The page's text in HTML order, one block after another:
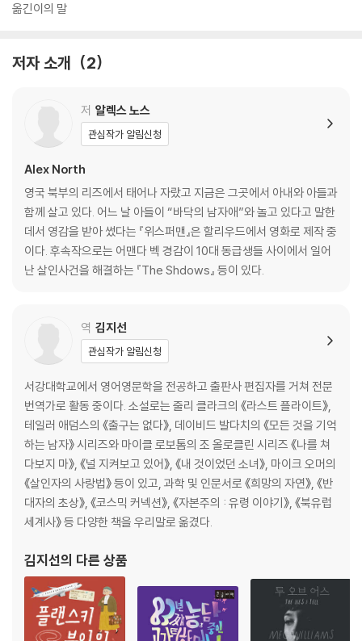
옮긴이의 말
저자 소개 2
저 알렉스 노스
관심작가 알림신청
Alex North
영국 북부의 리즈에서 태어나 자랐고 지금은 그곳에서 아내와 아들과
함께 살고 있다. 어느 날 아들이 “바닥의 남자애”와 놀고 있다고 말한
데서 영감을 받아 썼다는 『위스퍼맨』은 할리우드에서 영화로 제작 중
이다. 후속작으로는 어맨다 벡 경감이 10대 동급생들 사이에서 일어
난 살인사건을 해결하는 『The Shdows』 등이 있다.
역 김지선
관심작가 알림신청
서강대학교에서 영어영문학을 전공하고 출판사 편집자를 거쳐 전문
번역가로 활동 중이다. 소설로는 줄리 클라크의 《라스트 플라이트》,
테일러 애덤스의 《출구는 없다》, 데이비드 발다치의 《모든 것을 기억
하는 남자》 시리즈와 마이클 로보톰의 조 올로클린 시리즈 《나를 쳐
다보지 마》, 《널 지켜보고 있어》, 《내 것이었던 소녀》, 마이크 오머의
《살인자의 사랑법》 등이 있고, 과학 및 인문서로 《희망의 자연》, 《반
대자의 초상》, 《코스믹 커넥션》, 《자본주의 : 유령 이야기》, 《북유럽
세계사》 등 다양한 책을 우리말로 옮겼다.
김지선의 다른 상품